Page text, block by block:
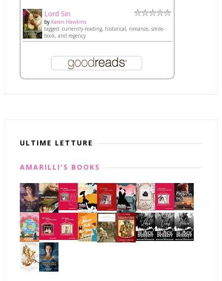
Lord Sin
by Karen Hawkins
tagged: currently-reading, historical, romance, smile-
book, and regency
ULTIME LETTURE
AMARILLI'S BOOKS